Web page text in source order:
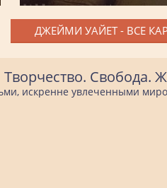
ДЖЕЙМИ УАЙЕТ - ВСЕ
Творчество. Свобода.
искренне увлеченными